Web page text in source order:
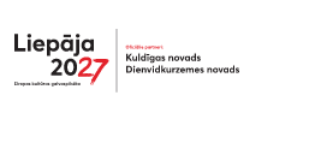
Liepāja2027